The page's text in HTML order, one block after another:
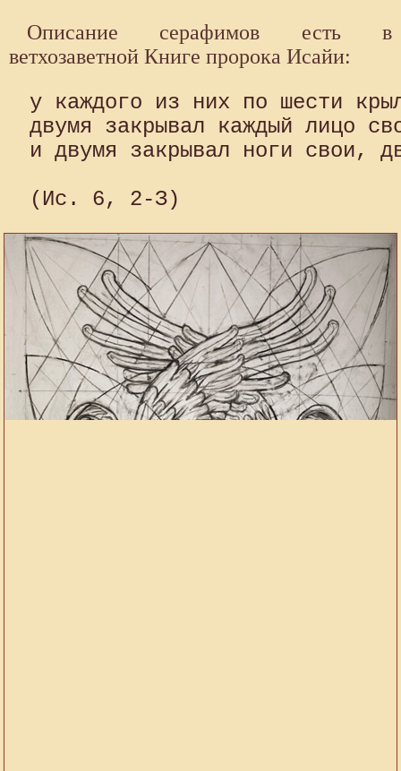
Описание серафимов есть в
ветхозаветной Книге пророка Исайи:
у каждого из них по шести
двумя закрывал каждый лицо
и двумя закрывал ноги свои,